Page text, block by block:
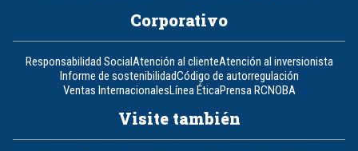
Corporativo
Responsabilidad SocialAtención al clienteAtención al inversionista
Informe de sostenibilidadCódigo de autorregulación
Ventas InternacionalesLínea ÉticaPrensa RCNOBA
Visite también